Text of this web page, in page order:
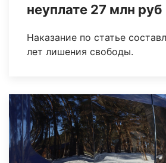
неуплате 27 млн руб
Наказание по статье
лет лишения свободы.